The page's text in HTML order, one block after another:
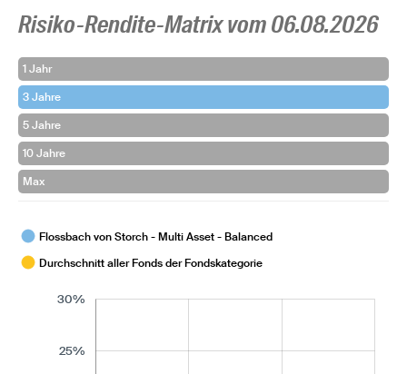
Risiko-Rendite-Matrix vom 06.08.2026
1 Jahr
3 Jahre
5 Jahre
10 Jahre
Max
Flossbach von Storch - Multi Asset - Balanced
Durchschnitt aller Fonds der Fondskategorie
25%
30%